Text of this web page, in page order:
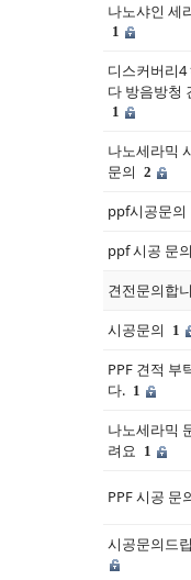
나노샤인 세
1
디스커버리4
다 방음방청
1
나노세라믹
문의 2
ppf시공문의
ppf 시공 문의
견전문의합
시공문의 1
PPF 견적 부
다. 1
나노세라믹
려요 1
PPF 시공 문
시공문의드